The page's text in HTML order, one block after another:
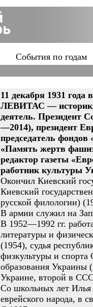
События по годам
11 декабря 1931
ЛЕВИТАС — историк,
деятель. Президент
—2014), президент
председатель
«Память жертв
редактор газеты
работник культуры
Окончил Киевский
Киевский
русской филологии)
В армии служил на
В 1952—1992 гг.
литературы и
(1954), судья
физкультуры и
образования Украины
Украине, второй в
Со школьных лет Илья
еврейского народа, в